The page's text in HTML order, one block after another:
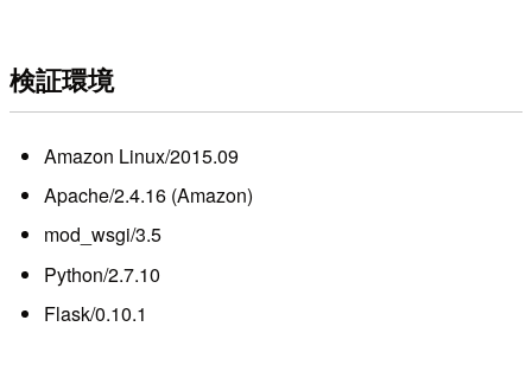
検証環境
Amazon Linux/2015.09
Apache/2.4.16 (Amazon)
mod_wsgi/3.5
Python/2.7.10
Flask/0.10.1